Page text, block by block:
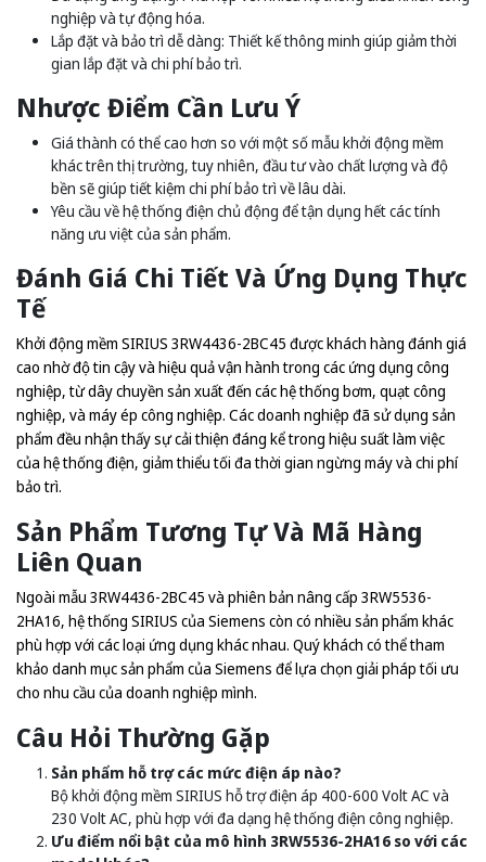
nghiệp và tự động hóa.
Lắp đặt và bảo trì dễ dàng: Thiết kế thông minh giúp giảm thời
gian lắp đặt và chi phí bảo trì.
Nhược Điểm Cần Lưu Ý
Giá thành có thể cao hơn so với một số mẫu khởi động mềm
khác trên thị trường, tuy nhiên, đầu tư vào chất lượng và độ
bền sẽ giúp tiết kiệm chi phí bảo trì về lâu dài.
Yêu cầu về hệ thống điện chủ động để tận dụng hết các tính
năng ưu việt của sản phẩm.
Đánh Giá Chi Tiết Và Ứng Dụng Thực
Tế
Khởi động mềm SIRIUS 3RW4436-2BC45 được khách hàng đánh giá
cao nhờ độ tin cậy và hiệu quả vận hành trong các ứng dụng công
nghiệp, từ dây chuyền sản xuất đến các hệ thống bơm, quạt công
nghiệp, và máy ép công nghiệp. Các doanh nghiệp đã sử dụng sản
phẩm đều nhận thấy sự cải thiện đáng kể trong hiệu suất làm việc
của hệ thống điện, giảm thiểu tối đa thời gian ngừng máy và chi phí
bảo trì.
Sản Phẩm Tương Tự Và Mã Hàng
Liên Quan
Ngoài mẫu 3RW4436-2BC45 và phiên bản nâng cấp 3RW5536-
2HA16, hệ thống SIRIUS của Siemens còn có nhiều sản phẩm khác
phù hợp với các loại ứng dụng khác nhau. Quý khách có thể tham
khảo danh mục sản phẩm của Siemens để lựa chọn giải pháp tối ưu
cho nhu cầu của doanh nghiệp mình.
Câu Hỏi Thường Gặp
Sản phẩm hỗ trợ các mức điện áp nào?
Bộ khởi động mềm SIRIUS hỗ trợ điện áp 400-600 Volt AC và
230 Volt AC, phù hợp với đa dạng hệ thống điện công nghiệp.
Ưu điểm nổi bật của mô hình 3RW5536-2HA16 so với các